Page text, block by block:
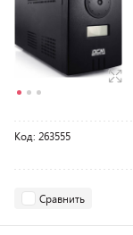
Код: 263555
Сравнить